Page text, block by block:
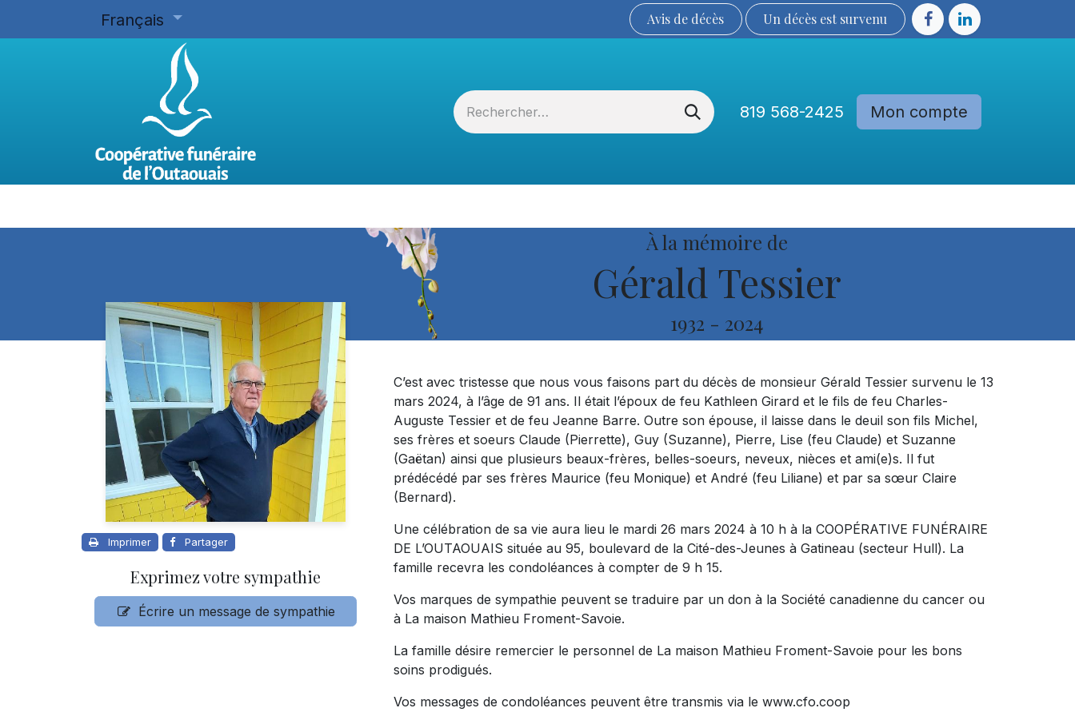
Français Avis de décès Un décès est sur​​​​​​​​ve​nu​​​​​​​​​​
819 568-2425 Mon compte
À la mémoire de
Gérald Tessier
1932 - 2024
Imprimer Partager
Exprimez votre sympathie
Écrire un message de sympathie
C’est avec tristesse que nous vous faisons part du décès de monsieur Gérald Tessier survenu le 13
mars 2024, à l’âge de 91 ans. Il était l’époux de feu Kathleen Girard et le fils de feu Charles-
Auguste Tessier et de feu Jeanne Barre. Outre son épouse, il laisse dans le deuil son fils Michel,
ses frères et soeurs Claude (Pierrette), Guy (Suzanne), Pierre, Lise (feu Claude) et Suzanne
(Gaëtan) ainsi que plusieurs beaux-frères, belles-soeurs, neveux, nièces et ami(e)s. Il fut
prédécédé par ses frères Maurice (feu Monique) et André (feu Liliane) et par sa sœur Claire
(Bernard).
Une célébration de sa vie aura lieu le mardi 26 mars 2024 à 10 h à la COOPÉRATIVE FUNÉRAIRE
DE L’OUTAOUAIS située au 95, boulevard de la Cité-des-Jeunes à Gatineau (secteur Hull). La
famille recevra les condoléances à compter de 9 h 15.
Vos marques de sympathie peuvent se traduire par un don à la Société canadienne du cancer ou
à La maison Mathieu Froment-Savoie.
La famille désire remercier le personnel de La maison Mathieu Froment-Savoie pour les bons
soins prodigués.
Vos messages de condoléances peuvent être transmis via le www.cfo.coop